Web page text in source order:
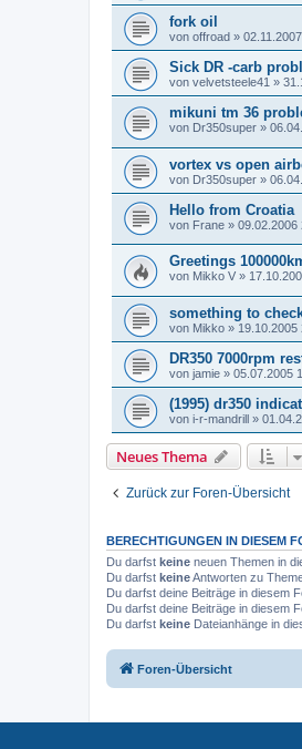
fork oil
von offroad »
Sick DR -carb
von velvetsteele41 »
mikuni tm 36
von Dr350super »
vortex vs open
von Dr350super »
Hello from Croatia
von Frane » 09.02.2006
Greetings
von Mikko V »
something to
von Mikko » 19.10.2005
DR350 7000rpm
von jamie » 05.07.2005
(1995) dr350
von i-r-mandrill »
Neues Thema
Zurück zur Foren-Übersicht
BERECHTIGUNGEN IN DIESEM
Du darfst keine neuen Themen in
Du darfst keineAntworten zu
Du darfst deine Beiträge in diesem
Du darfst deine Beiträge in diesem
Du darfst keine Dateianhänge in
Foren-Übersicht